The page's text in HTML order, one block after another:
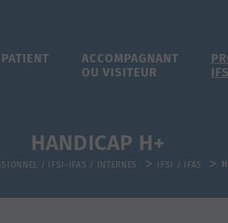
PATIENT
ACCOMPAGNANT
OU VISITEUR
/ IFSI-IFAS / INTERNES IFSI / IFAS
HANDICAP H+